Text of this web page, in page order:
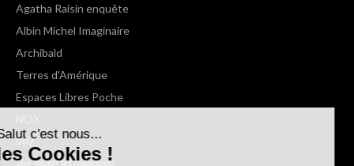
Salut c'est nous...
les Cookies !
Agatha Raisin enquête
Albin Michel Imaginaire
Archibald
Terres d'Amérique
Espaces Libres Poche
Wiz
Voir toutes les collections